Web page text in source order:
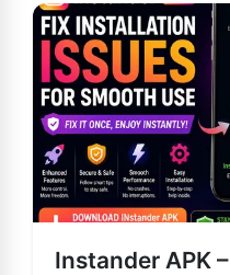
Instander APK